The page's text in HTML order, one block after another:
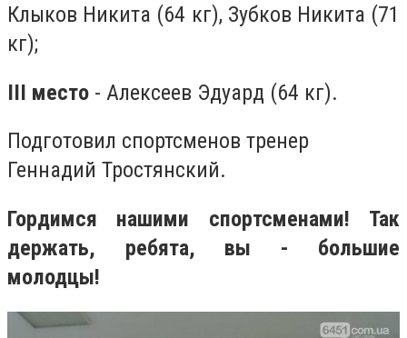
Клыков Никита (64 кг), Зубков Никита (71
кг);
III место - Алексеев Эдуард (64 кг).
Подготовил спортсменов тренер
Геннадий Тростянский.
Гордимся нашими спортсменами! Так
держать, ребята, вы - большие
молодцы!